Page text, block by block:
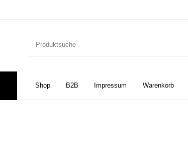
Shop B2B Impressum Warenkorb